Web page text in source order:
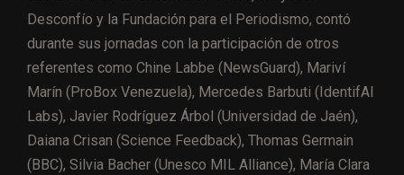
Desconfío y la Fundación para el Periodismo, contó
durante sus jornadas con la participación de otros
referentes como Chine Labbe (NewsGuard), Mariví
Marín (ProBox Venezuela), Mercedes Barbuti (IdentifAI
Labs), Javier Rodríguez Árbol (Universidad de Jaén),
Daiana Crisan (Science Feedback), Thomas Germain
(BBC), Silvia Bacher (Unesco MIL Alliance), María Clara